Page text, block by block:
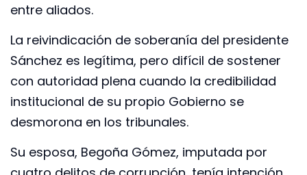
entre aliados.
La reivindicación de soberanía del presidente
Sánchez es legítima, pero difícil de sostener
con autoridad plena cuando la credibilidad
institucional de su propio Gobierno se
desmorona en los tribunales.
Su esposa, Begoña Gómez, imputada por